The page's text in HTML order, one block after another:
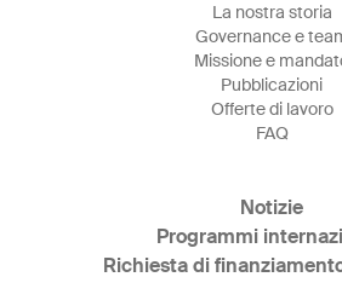
La nostra storia
Governance e
Missione e
Pubblicazioni
Offerte di lavoro
FAQ
Notizie
Programmi
Richiesta di